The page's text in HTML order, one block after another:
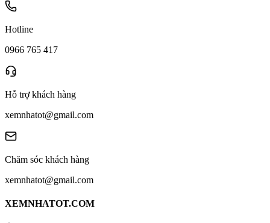
Hotline
0966 765 417
Hỗ trợ khách hàng
xemnhatot@gmail.com
Chăm sóc khách hàng
xemnhatot@gmail.com
XEMNHATOT.COM